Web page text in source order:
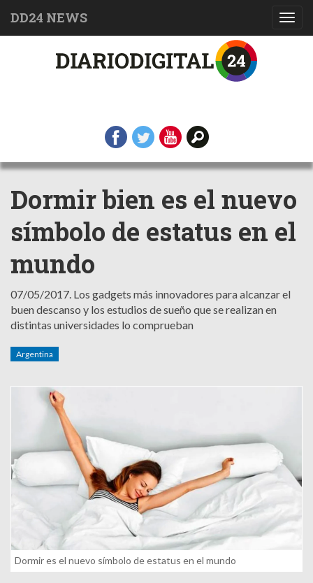
DD24 NEWS
Dormir bien es el nuevo
símbolo de estatus en el
mundo
07/05/2017. Los gadgets más innovadores para alcanzar el
buen descanso y los estudios de sueño que se realizan en
distintas universidades lo comprueban
Argentina
Dormir es el nuevo símbolo de estatus en el mundo